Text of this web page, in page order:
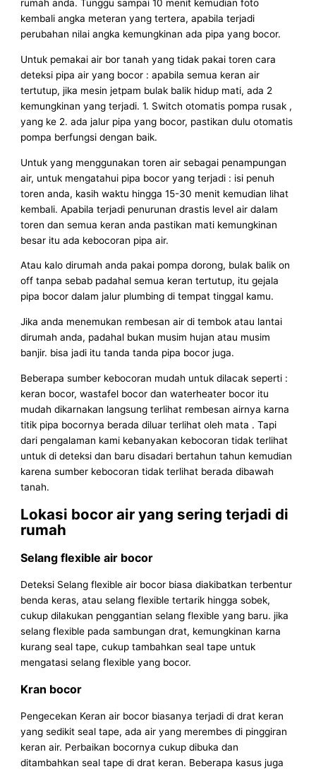
rumah anda. Tunggu sampai 10 menit kemudian foto
kembali angka meteran yang tertera, apabila terjadi
perubahan nilai angka kemungkinan ada pipa yang bocor.
Untuk pemakai air bor tanah yang tidak pakai toren cara
deteksi pipa air yang bocor : apabila semua keran air
tertutup, jika mesin jetpam bulak balik hidup mati, ada 2
kemungkinan yang terjadi. 1. Switch otomatis pompa rusak ,
yang ke 2. ada jalur pipa yang bocor, pastikan dulu otomatis
pompa berfungsi dengan baik.
Untuk yang menggunakan toren air sebagai penampungan
air, untuk mengatahui pipa bocor yang terjadi : isi penuh
toren anda, kasih waktu hingga 15-30 menit kemudian lihat
kembali. Apabila terjadi penurunan drastis level air dalam
toren dan semua keran anda pastikan mati kemungkinan
besar itu ada kebocoran pipa air.
Atau kalo dirumah anda pakai pompa dorong, bulak balik on
off tanpa sebab padahal semua keran tertutup, itu gejala
pipa bocor dalam jalur plumbing di tempat tinggal kamu.
Jika anda menemukan rembesan air di tembok atau lantai
dirumah anda, padahal bukan musim hujan atau musim
banjir. bisa jadi itu tanda tanda pipa bocor juga.
Beberapa sumber kebocoran mudah untuk dilacak seperti :
keran bocor, wastafel bocor dan waterheater bocor itu
mudah dikarnakan langsung terlihat rembesan airnya karna
titik pipa bocornya berada diluar terlihat oleh mata . Tapi
dari pengalaman kami kebanyakan kebocoran tidak terlihat
untuk di deteksi dan baru disadari bertahun tahun kemudian
karena sumber kebocoran tidak terlihat berada dibawah
tanah.
Lokasi bocor air yang sering terjadi di
rumah
Selang flexible air bocor
Deteksi Selang flexible air bocor biasa diakibatkan terbentur
benda keras, atau selang flexible tertarik hingga sobek,
cukup dilakukan penggantian selang flexible yang baru. jika
selang flexible pada sambungan drat, kemungkinan karna
kurang seal tape, cukup tambahkan seal tape untuk
mengatasi selang flexible yang bocor.
Kran bocor
Pengecekan Keran air bocor biasanya terjadi di drat keran
yang sedikit seal tape, ada air yang merembes di pinggiran
keran air. Perbaikan bocornya cukup dibuka dan
ditambahkan seal tape di drat keran. Beberapa kasus juga